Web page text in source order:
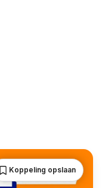
Koppeling opslaan